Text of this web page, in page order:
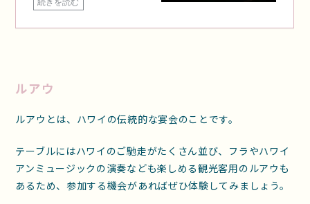
ルアウ
ルアウとは、ハワイの伝統的な宴会のことです。
テーブルにはハワイのご馳走がたくさん並び、フラやハワイ
アンミュージックの演奏なども楽しめる観光客用のルアウも
あるため、参加する機会があればぜひ体験してみましょう。